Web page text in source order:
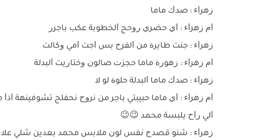
ﺯﻫﺮﺍﺀ : ﺻﺪﻙ ﻣﺎﻣﺎ
ﺍﻡ ﺯﻫﺮﺍﺀ : ﺍﻱ ﺣﻀﺮﻱ ﺭﻭﺣﺞ ﺍﻟﺨﻄﻮﺑﺔ ﻋﻜﺐ ﺑﺎﺟﺮﺭ
ﺯﻫﺮﺍﺀ : ﺟﻨﺖ ﻃﺎﻳﺮﺓ ﻣﻦ ﺍﻟﻔﺮﺡ ﺑﺲ ﺍﺟﺖ ﺍﻣﻲ ﻭﻛﺎﻟﺖ
ﺍﻡ ﺯﻫﺮﺍﺀ : ﺯﻫﻮﺭﺓ ﻣﺎﻣﺎ ﺣﺠﺰﺕ ﺻﺎﻟﻮﻥ ﻭﺧﺘﺎﺭﻳﺖ ﺍﻟﺒﺪﻟﺔ
ﺯﻫﺮﺍﺀ : ﺻﺪﻙ ﻣﺎﻣﺎ ﺍﻟﺒﺪﻟﺔ ﺣﻠﻮﺓ ﻟﻮ ﻻ
ﺍﻡ ﺯﻫﺮﺍﺀ : ﺍﻱ ﻣﺎﻣﺎ ﺣﺒﻴﺒﺘﻲ ﺑﺎﺟﺮ ﻣﻦ ﻧﺮﻭﺡ ﻧﺤﻔﻠﺞ ﺗﺸﻮﻓﻴﻨﻬﺔ
ﺍﻟﻲ ﺭﺍﺡ ﻳﻠﺒﺴﺔ ﻣﺤﻤﺪ 😉😉
ﺯﻫﺮﺍﺀ : ﺷﻨﻮ ﻗﺼﺪﺝ ﻧﻔﺲ ﻟﻮﻥ ﻣﻼﺑﺲ ﻣﺤﻤﺪ ﺑﻌﺪﻳﻦ ﺷﻠﻲ